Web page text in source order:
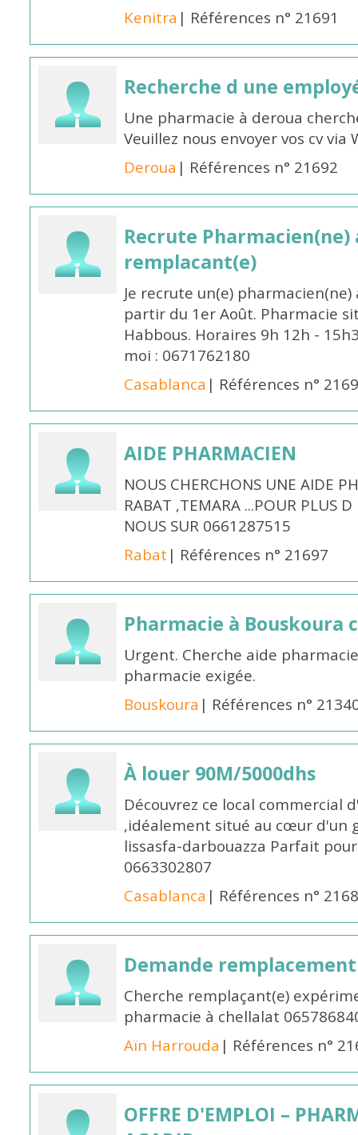
Kenitra | Références n° 21691
Recherche d une
Une pharmacie à deroua
Veuillez nous envoyer vos cv via
Deroua | Références n° 21692
Recrute
remplacant(e)
Je recrute un(e)
partir du 1er Août. Pharmacie
Habbous. Horaires 9h 12h -
moi : 0671762180
Casablanca | Références n°
AIDE PHARMACIEN
NOUS CHERCHONS UNE AIDE
RABAT ,TEMARA ...POUR PLUS
NOUS SUR 0661287515
Rabat | Références n° 21697
Pharmacie à Bouskoura
Urgent. Cherche aide
pharmacie exigée.
Bouskoura | Références n°
À louer 90M/5000dhs
Découvrez ce local commercial
,idéalement situé au cœur d'un
lissasfa-darbouazza Parfait
0663302807
Casablanca | Références n°
Demande remplacement
Cherche remplaçant(e)
pharmacie à chellalat
Aïn Harrouda | Références n°
OFFRE D'EMPLOI –